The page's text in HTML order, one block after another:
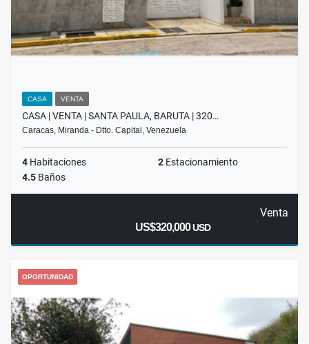
CASA VENTA
CASA | VENTA | SANTA PAULA, BARUTA | 320…
Caracas, Miranda - Dtto. Capital, Venezuela
4 Habitaciones 2 Estacionamiento
4.5 Baños
Venta
US$320,000USD
OPORTUNIDAD